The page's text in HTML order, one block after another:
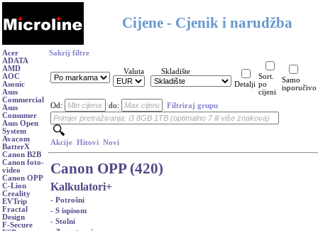
Cijene - Cjenik i narudžba
Acer
ADATA
AMD
AOC
Asonic
Asus
Commercial
Asus
Consumer
Asus Open
System
Avacom
BatterX
Canon B2B
Canon foto-
video
Canon OPP
C-Lion
Creality
EVTrip
Fractal
Design
F-Secure
Sakrij filtre
Valuta
Skladište
Detalji
Sort.
po
cijeni
Samo
isporučivo
Od: do: Filtriraj grupu
Akcije Hitovi Novi
Canon OPP (420)
Kalkulatori+
- Potrošni
- S ispisom
- Stolni